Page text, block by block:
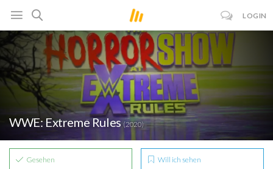
LOGIN
WWE: Extreme Rules(2020)
Gesehen Will ich sehen